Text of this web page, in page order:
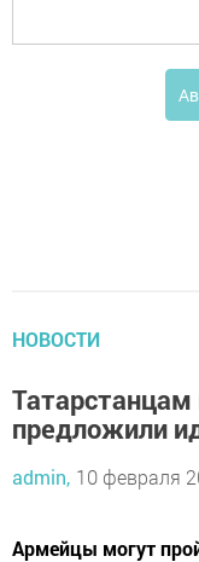
НОВОСТИ
предложили
admin, 10 февраля
Армейцы могут